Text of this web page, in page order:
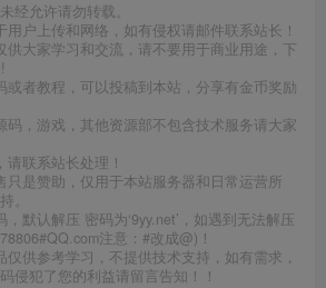
经允许请勿转载。
用户上传和网络，如有侵权请邮件联系站长！
供大家学习和交流，请不要用于商业用途，下
或者教程，可以投稿到本站，分享有金币奖励
码，游戏，其他资源部不包含技术服务请大家
联系站长处理！
只是赞助，仅用于本站服务器和日常运营所
。
默认解压 密码为‘9yy.net’，如遇到无法解压
注意：#改成@)！
供参考学习，不提供技术支持，如有需求，
侵犯了您的利益请留言告知！！